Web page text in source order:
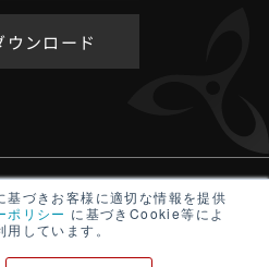
基づきお客様に適切な情報を提供
ポリシー に基づきCookie等によ
しています。
ウンロード